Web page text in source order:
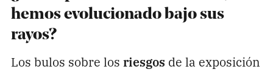
hemos evolucionado bajo sus
rayos?
Los bulos sobre los riesgos de la exposición